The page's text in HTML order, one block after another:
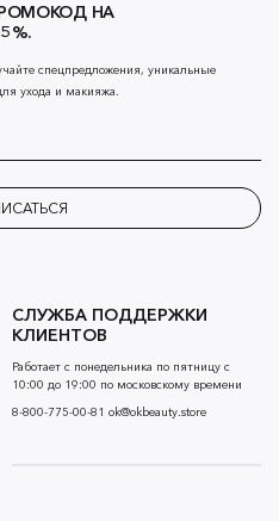
СЛУЖБА ПОДДЕРЖКИ
КЛИЕНТОВ
Работает с понедельника по пятницу с
10:00 до 19:00 по московскому времени
8-800-775-00-81 ok@okbeauty.store
НА
спецпредложения, уникальные
ухода и макияжа.